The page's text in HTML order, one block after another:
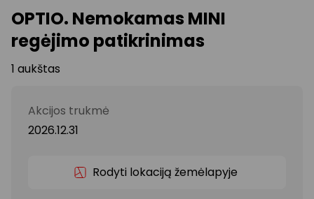
OPTIO. Nemokamas MINI
regėjimo patikrinimas
1 aukštas
Akcijos trukmė
2026.12.31
Rodyti lokaciją žemėlapyje